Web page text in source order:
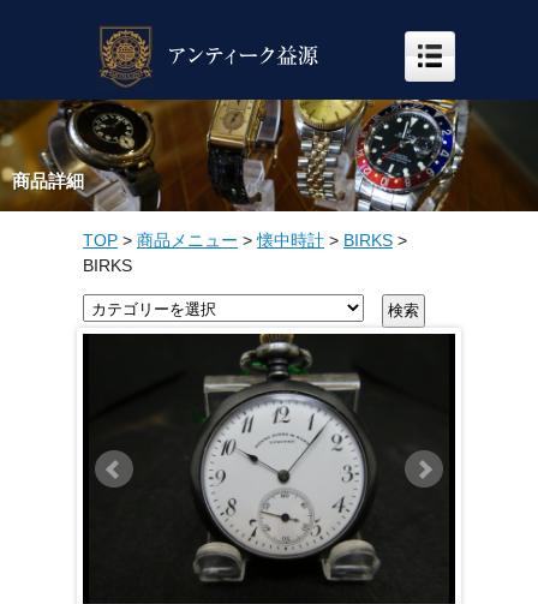
商品詳細
TOP > 商品メニュー >懐中時計 > BIRKS >
BIRKS